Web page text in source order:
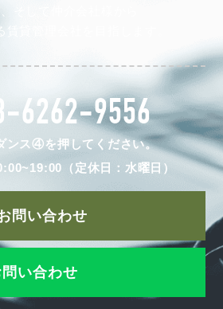
そして仲介会社様から
賃貸管理会社を目指します。
6262-9556
ンス④を押してください。
（定休日：水曜日）
問い合わせ
い合わせ